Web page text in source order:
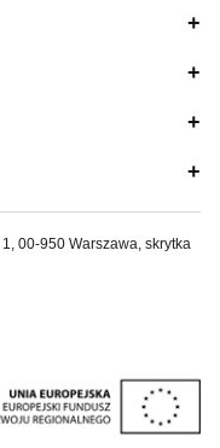
00-950 Warszawa, skrytka